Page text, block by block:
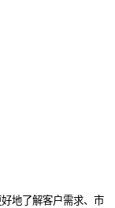
地了解客户需求、市